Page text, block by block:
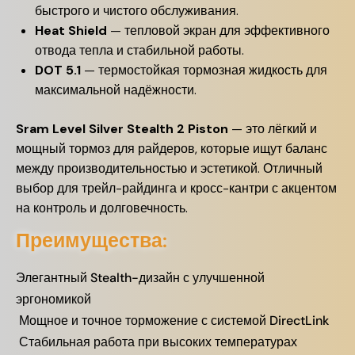
быстрого и чистого обслуживания.
Heat Shield — тепловой экран для эффективного
отвода тепла и стабильной работы.
DOT 5.1 — термостойкая тормозная жидкость для
максимальной надёжности.
Sram Level Silver Stealth 2 Piston — это лёгкий и
мощный тормоз для райдеров, которые ищут баланс
между производительностью и эстетикой. Отличный
выбор для трейл-райдинга и кросс-кантри с акцентом
на контроль и долговечность.
Преимущества:
Элегантный Stealth-дизайн с улучшенной
эргономикой
Мощное и точное торможение с системой DirectLink
Стабильная работа при высоких температурах